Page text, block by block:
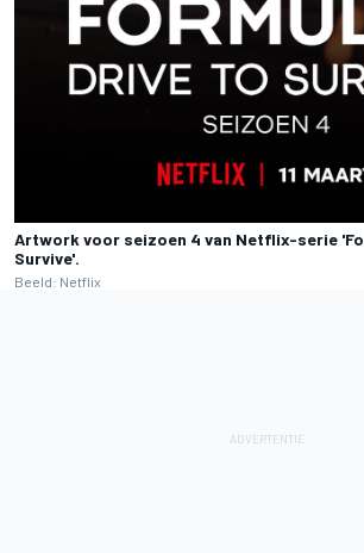
Artwork voor seizoen 4 van Netflix-serie
Survive'.
Beeld: Netflix